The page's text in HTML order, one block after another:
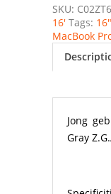
SKU:
16' Tags: 16"
MacBook
Jong
Gray